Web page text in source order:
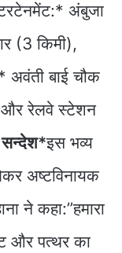
अंबुजा
(3 किमी),
बाई चौक
और रेलवे स्टेशन
सन्देश*इस भव्य
अष्टविनायक
ने कहा:”हमारा
और पत्थर का